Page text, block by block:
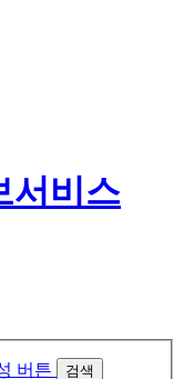
검색